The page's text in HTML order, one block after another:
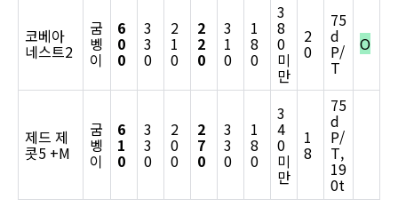
코베아
네스트2
굼
벵
이
6
0
0
3
3
0
2
1
0
2
2
0
3
1
0
1
8
0
3
8
0
미
만
2
0
75
d
P/
T
O
제드 제
콧5 +M
굼
벵
이
6
1
0
3
3
0
2
0
0
2
7
0
3
3
0
1
8
0
3
4
0
미
만
1
8
75
d
P/
T,
19
0t